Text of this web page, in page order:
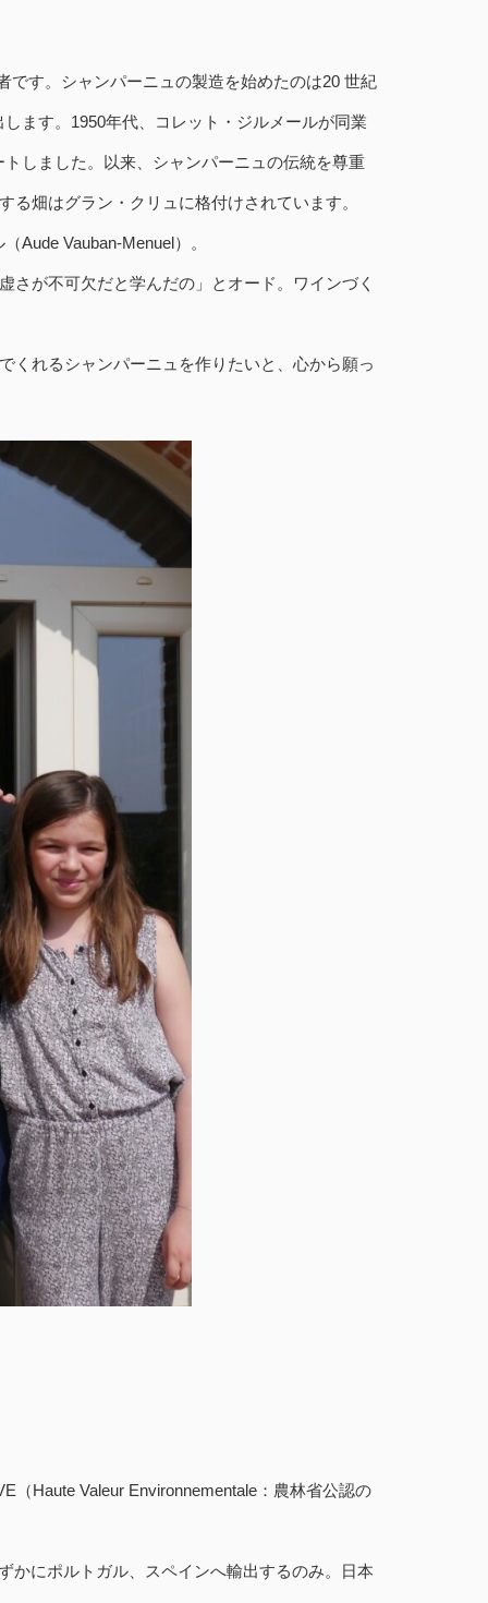
です。シャンパーニュの製造を始めたのは20 世紀
ます。1950年代、コレット・ジルメールが同業
しました。以来、シャンパーニュの伝統を尊重
畑はグラン・クリュに格付けされています。
Aude Vauban-Menuel）。
さが不可欠だと学んだの」とオード。ワインづく
くれるシャンパーニュを作りたいと、心から願っ
Haute Valeur Environnementale：農林省公認の
かにポルトガル、スペインへ輸出するのみ。日本